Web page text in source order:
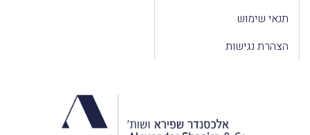
תנאי שימוש
הצהרת נגישות